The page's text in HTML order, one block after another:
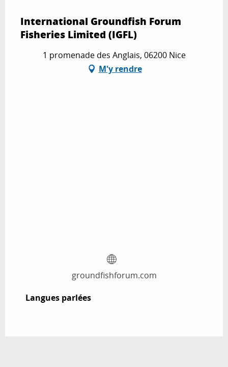
International Groundfish Forum
Fisheries Limited (IGFL)
1 promenade des Anglais, 06200 Nice
M'y rendre
groundfishforum.com
Langues parlées
Langues parlées